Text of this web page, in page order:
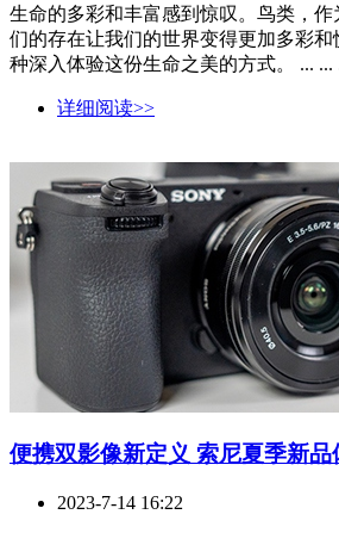
生命的多彩和丰富感到惊叹。鸟类，
们的存在让我们的世界变得更加多彩
种深入体验这份生命之美的方式。 ... ...
详细阅读>>
便携双影像新定义 索尼夏季新品
2023-7-14 16:22